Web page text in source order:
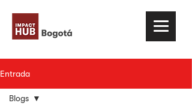
Entrada
Blogs